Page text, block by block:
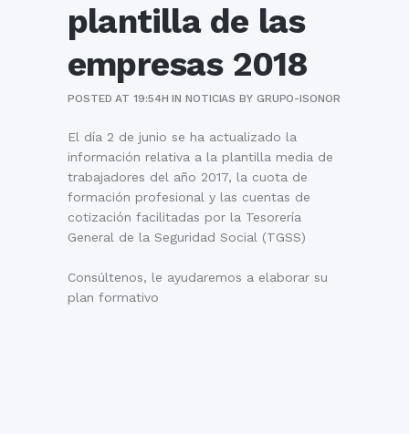
plantilla de las
empresas 2018
POSTED AT 19:54H INNOTICIAS BY GRUPO-ISONOR
El día 2 de junio se ha actualizado la
información relativa a la plantilla media de
trabajadores del año 2017, la cuota de
formación profesional y las cuentas de
cotización facilitadas por la Tesorería
General de la Seguridad Social (TGSS)
Consúltenos, le ayudaremos a elaborar su
plan formativo